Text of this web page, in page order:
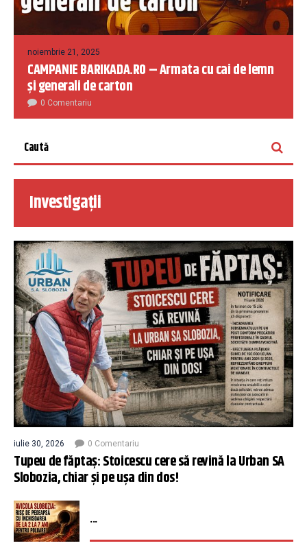
noiembrie 21, 2025
CAMPANIE BARIKADA.RO – Armata cu cai de lemn
și generali de carton
0 Comentariu
Investigații
iulie 30, 2026 0 Comentariu
Tupeu de făptaș: Stoicescu cere să revină la Urban SA
Slobozia, chiar și pe ușa din dos!
...